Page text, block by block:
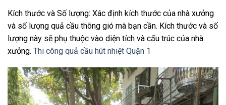
Kích thước và Số lượng: Xác định kích thước của nhà xưởng
và số lượng quả cầu thông gió mà bạn cần. Kích thước và số
lượng này sẽ phụ thuộc vào diện tích và cấu trúc của nhà
xưởng. Thi công quả cầu hút nhiệt Quận 1